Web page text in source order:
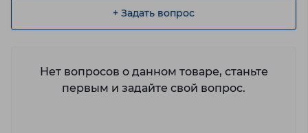
+ Задать вопрос
Нет вопросов о данном товаре, станьте
первым и задайте свой вопрос.